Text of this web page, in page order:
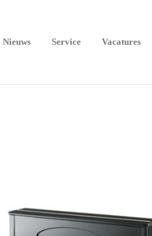
Nieuws Service Vacatures